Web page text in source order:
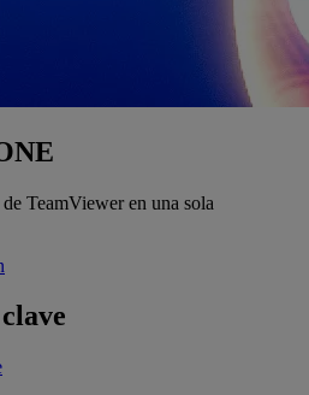
TeamViewer en una sola